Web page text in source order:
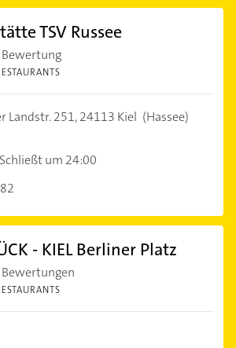
TSV Russee
Bewertung
Landstr. 251,24113 Kiel (Hassee)
Schließt um 24:00
- KIEL Berliner Platz
Bewertungen